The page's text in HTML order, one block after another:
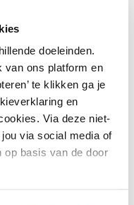
doeleinden.
van ons platform en
te klikken ga je
en
Via deze niet-
via social media of
op basis van de door
!
de laatste acties